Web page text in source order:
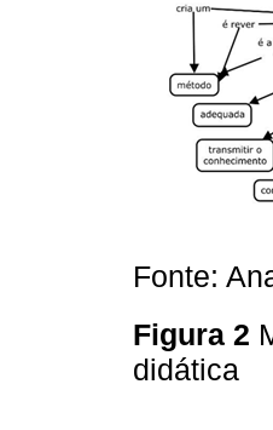
Fonte:
Figura 2
didática